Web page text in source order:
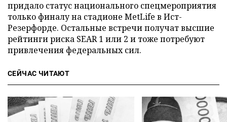
придало статус национального спецмероприятия
только финалу на стадионе MetLife в Ист-
Резерфорде. Остальные встречи получат высшие
рейтинги риска SEAR 1 или 2 и тоже потребуют
привлечения федеральных сил.
СЕЙЧАС ЧИТАЮТ